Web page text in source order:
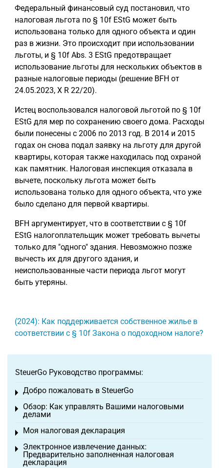
Федеральный финансовый суд постановил, что
налоговая льгота по § 10f EStG может быть
использована только для одного объекта и один
раз в жизни. Это происходит при использовании
льготы, и § 10f Abs. 3 EStG предотвращает
использование льготы для нескольких объектов в
разные налоговые периоды (решение BFH от
24.05.2023, X R 22/20).
Истец воспользовался налоговой льготой по § 10f
EStG для мер по сохранению своего дома. Расходы
были понесены с 2006 по 2013 год. В 2014 и 2015
годах он снова подал заявку на льготу для другой
квартиры, которая также находилась под охраной
как памятник. Налоговая инспекция отказала в
вычете, поскольку льгота может быть
использована только для одного объекта, что уже
было сделано для первой квартиры.
BFH аргументирует, что в соответствии с § 10f
EStG налогоплательщик может требовать вычеты
только для "одного" здания. Невозможно позже
вычесть их для другого здания, и
неиспользованные части периода льгот могут
быть утеряны.
(2024): Как поддерживается собственное жилье в
соответствии с § 10f Закона о подоходном налоге?
SteuerGo Руководство программы:
Добро пожаловать в SteuerGo
Toggle menu
Обзор: Как управлять Вашими налоговыми
делами
Toggle menu
Моя налоговая декларация
Toggle menu
Электронное извлечение данных:
Предварительно заполненная налоговая
декларация
Toggle menu